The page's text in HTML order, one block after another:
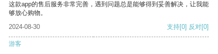
这款app的售后服务非常完善，遇到问题总是能够得到妥善解决，让我能
够放心购物。
2024-08-30
支持[0] 反对[0]
游客